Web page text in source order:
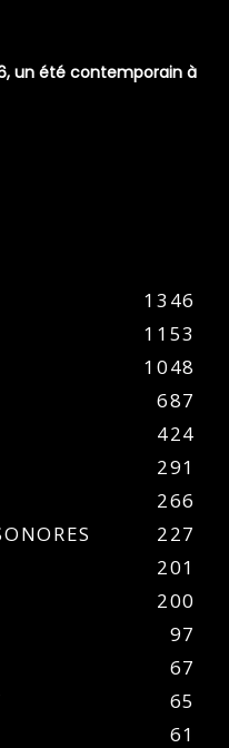
un été contemporain à
1346
1153
1048
687
424
291
266
227
201
200
97
67
65
61